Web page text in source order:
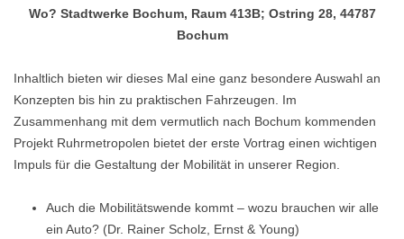
Wo? Stadtwerke Bochum, Raum 413B; Ostring 28, 44787
Bochum
Inhaltlich bieten wir dieses Mal eine ganz besondere Auswahl an
Konzepten bis hin zu praktischen Fahrzeugen. Im
Zusammenhang mit dem vermutlich nach Bochum kommenden
Projekt Ruhrmetropolen bietet der erste Vortrag einen wichtigen
Impuls für die Gestaltung der Mobilität in unserer Region.
Auch die Mobilitätswende kommt – wozu brauchen wir alle
ein Auto? (Dr. Rainer Scholz, Ernst & Young)